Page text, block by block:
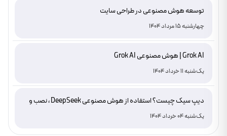
توسعه هوش مصنوعی در طراحی سایت
چهارشنبه 15 مرداد 1404
Grok AI | هوش مصنوعی Grok AI
یک‌شنبه 11 خرداد 1404
دیپ سیک چیست؟ استفاده از هوش مصنوعی DeepSeek ، نصب و
دانلود
یک‌شنبه 04 خرداد 1404